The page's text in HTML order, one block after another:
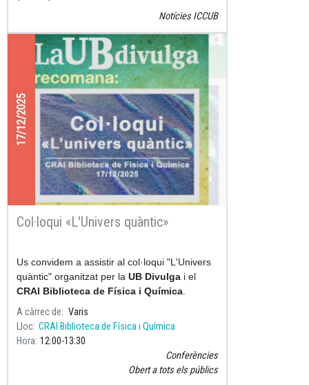
, una nova aplicació
gratuïtament a Google Play.
Notícies ICCUB
17/12/2025
Col·loqui «L'Univers quàntic»
Us convidem a assistir al col·loqui "L'Univers
quàntic" organitzat per la UB Divulga i el
CRAI Biblioteca de Física i Química
A càrrec de
Varis
Lloc CRAI Biblioteca de Física i Química
Hora 12:00 13:30
Conferències
Obert a tots els públics